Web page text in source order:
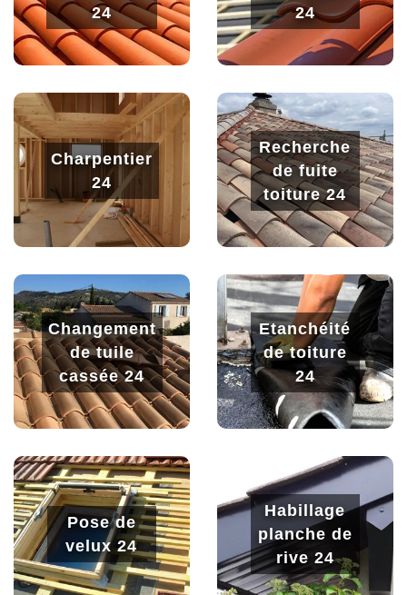
24
24
Charpentier
24
Recherche
de fuite
toiture 24
Changement
de tuile
cassée 24
Etanchéité
de toiture
24
Pose de
velux 24
Habillage
planche de
rive 24